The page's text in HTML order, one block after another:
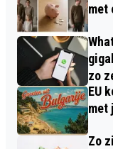
met
zo
EU
met
Zo